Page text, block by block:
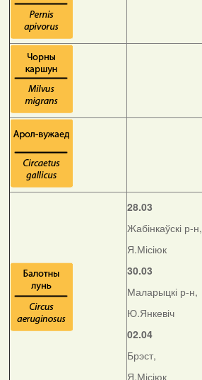
28.03
Жабінкаўскі р-н,
Я.Місіюк
30.03
Маларыцкі р-н,
Ю.Янкевіч
02.04
Брэст,
Я.Місіюк